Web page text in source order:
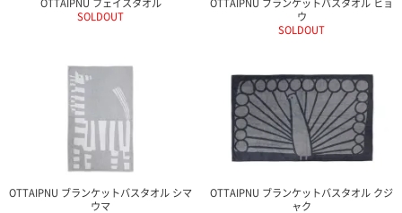
OTTAIPNU フェイスタオル
SOLDOUT
OTTAIPNU ブランケットバスタオル ヒョ
ウ
SOLDOUT
OTTAIPNU ブランケットバスタオル シマ
ウマ
OTTAIPNU ブランケットバスタオル クジ
ャク